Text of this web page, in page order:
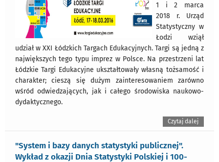
1 i 2 marca
2018 r. Urząd
Statystyczny w
Łodzi wziął
udział w XXI Łódzkich Targach Edukacyjnych. Targi są jedną z
największych tego typu imprez w Polsce. Na przestrzeni lat
Łódzkie Targi Edukacyjne ukształtowały własną tożsamość i
charakter; cieszą się dużym zainteresowaniem zarówno
wśród odwiedzających, jak i całego środowiska naukowo-
dydaktycznego.
Czytaj dalej
"System i bazy danych statystyki publicznej".
Wykład z okazji Dnia Statystyki Polskiej i 100-